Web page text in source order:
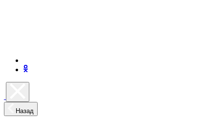
Назад